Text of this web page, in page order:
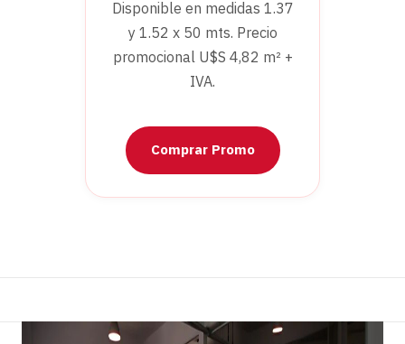
Disponible en medidas 1.37
y 1.52 x 50 mts. Precio
promocional U$S 4,82 m² +
IVA.
Comprar Promo